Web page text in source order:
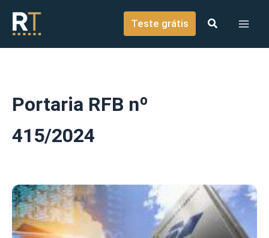
conteúdo
Teste grátis
Portaria RFB nº
415/2024